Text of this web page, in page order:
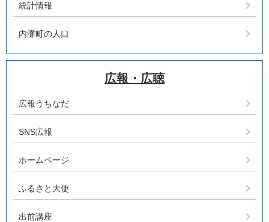
統計情報
内灘町の人口
広報・広聴
広報うちなだ
SNS広報
ホームページ
ふるさと大使
出前講座